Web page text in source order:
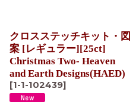
クロスステッチキット・図
案 [レギュラー][25ct]
Christmas Two- Heaven
and Earth Designs(HAED)
[1-1-102439]